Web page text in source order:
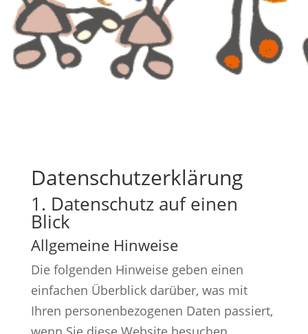
Datenschutz­erklärung
1. Datenschutz auf einen
Blick
Allgemeine Hinweise
Die folgenden Hinweise geben einen
einfachen Überblick darüber, was mit
Ihren personenbezogenen Daten passiert,